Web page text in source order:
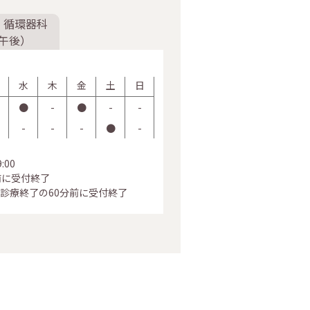
環器科
後）
水 木 金 土
日
●
- ● -
-
-
- - ● -
受付終了
終了の60分前に受付終了